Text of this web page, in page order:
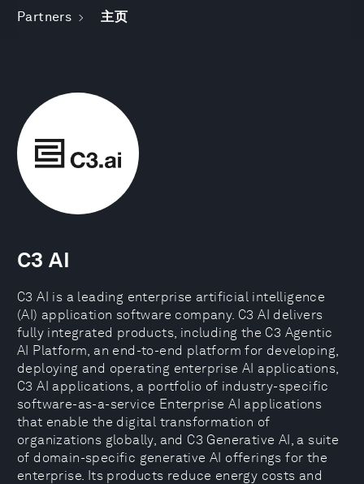
Partners 主页
C3 AI
C3 AI is a leading enterprise artificial intelligence
(AI) application software company. C3 AI delivers
fully integrated products, including the C3 Agentic
AI Platform, an end-to-end platform for developing,
deploying and operating enterprise AI applications,
C3 AI applications, a portfolio of industry-specific
software-as-a-service Enterprise AI applications
that enable the digital transformation of
organizations globally, and C3 Generative AI, a suite
of domain-specific generative AI offerings for the
enterprise. Its products reduce energy costs and